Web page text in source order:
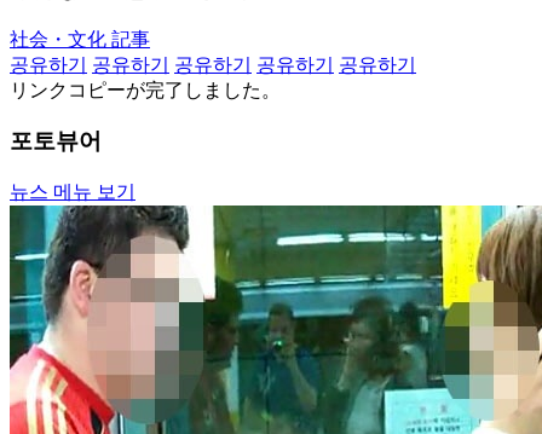
社会・文化 記事
공유하기
공유하기 공유하기 공유하기
공유하기
リンクコピーが完了しました。
포토뷰어
뉴스 메뉴 보기